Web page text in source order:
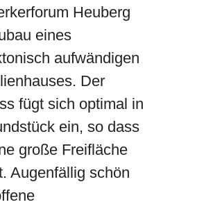
Heuberg
eines
aufwändigen
Der
fügt sich optimal in
ein, so dass
große Freifläche
Augenfällig schön